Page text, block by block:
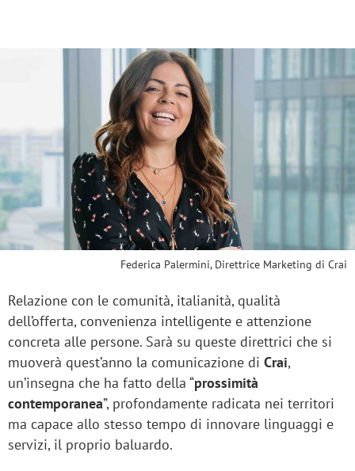
Federica Palermini, Direttrice Marketing di Crai
Relazione con le comunità, italianità, qualità
dell’offerta, convenienza intelligente e attenzione
concreta alle persone. Sarà su queste direttrici che si
muoverà quest’anno la comunicazione di Crai,
un’insegna che ha fatto della “prossimità
contemporanea”, profondamente radicata nei territori
ma capace allo stesso tempo di innovare linguaggi e
servizi, il proprio baluardo.